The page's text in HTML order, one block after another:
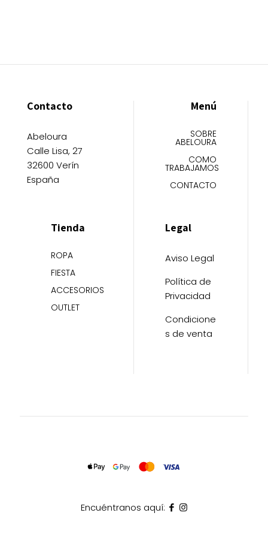
Contacto
Abeloura
Calle Lisa, 27
32600 Verín
España
Menú
SOBRE
ABELOURA
COMO
TRABAJAMOS
CONTACTO
Tienda
ROPA
FIESTA
ACCESORIOS
OUTLET
Legal
Aviso Legal
Política de
Privacidad
Condicione
s de venta
Encuéntranos aquí: